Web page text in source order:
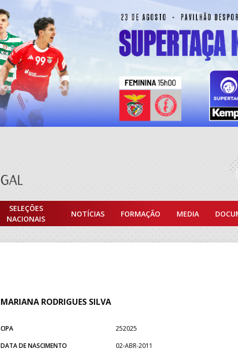
SELEÇÕES
NACIONAIS
NOTÍCIAS FORMAÇÃO MEDIA
MARIANA RODRIGUES SILVA
CIPA
252025
DATA DE NASCIMENTO
02-ABR-2011